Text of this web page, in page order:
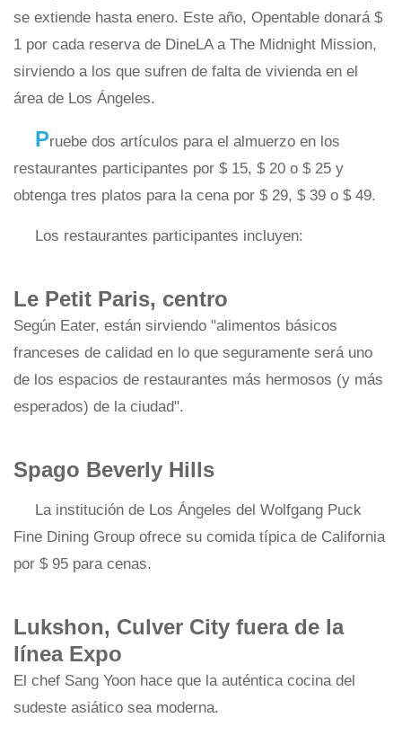
se extiende hasta enero. Este año, Opentable donará $
1 por cada reserva de DineLA a The Midnight Mission,
sirviendo a los que sufren de falta de vivienda en el
área de Los Ángeles.
Pruebe dos artículos para el almuerzo en los
restaurantes participantes por $ 15, $ 20 o $ 25 y
obtenga tres platos para la cena por $ 29, $ 39 o $ 49.
Los restaurantes participantes incluyen:
Le Petit Paris, centro
Según Eater, están sirviendo "alimentos básicos
franceses de calidad en lo que seguramente será uno
de los espacios de restaurantes más hermosos (y más
esperados) de la ciudad".
Spago Beverly Hills
La institución de Los Ángeles del Wolfgang Puck
Fine Dining Group ofrece su comida típica de California
por $ 95 para cenas.
Lukshon, Culver City fuera de la
línea Expo
El chef Sang Yoon hace que la auténtica cocina del
sudeste asiático sea moderna.